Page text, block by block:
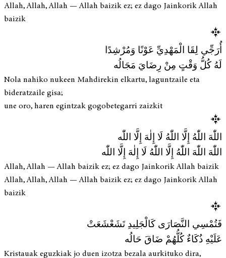
Allah, Allah, Allah — Allah baizik ez; ez dago Jainkorik Allah
baizik
أُرَجِّي لِقَا الْمَهْدِيِّ عَوْنًا وَمُرْشِدًا
لَهُ كُلُّ وَقْتٍ مِنْ رِضَايَ مَجَالُه
Nola nahiko nukeen Mahdirekin elkartu, laguntzaile eta
bideratzaile gisa;
une oro, haren egintzak gogobetegarri zaizkit
اللّٰهَ اللّٰهُ إِلَّا اللّٰهُ لَا إِلٰهَ إِلَّا اللّٰه
اللّٰهَ اللّٰهَ اللّٰهُ إِلَّا اللّٰهُ لَا إِلٰهَ إِلَّا اللّٰه
Allah, Allah — Allah baizik ez; ez dago Jainkorik Allah baizik
Allah, Allah, Allah — Allah baizik ez; ez dago Jainkorik Allah
baizik
فَتُمْسِي النَّصَارَى كَالْجَلِيدِ تَشَعْشَعَتْ
عَلَيْهِ ذُكَاءٌ كُلُّهُمْ ضَاقَ حَالُه
Kristauak eguzkiak jo duen izotza bezala aurkituko dira,